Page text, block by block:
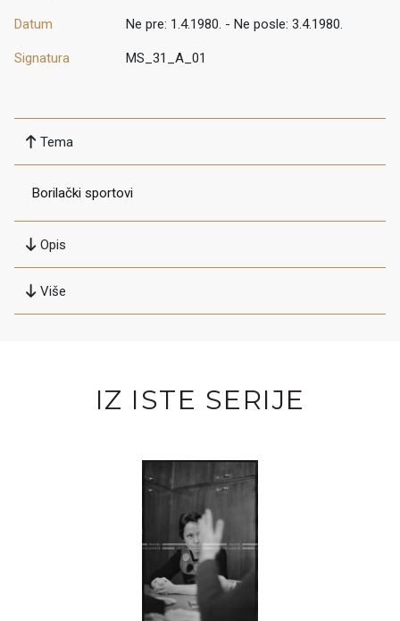
Datum Ne pre: 1.4.1980. - Ne posle: 3.4.1980.
Signatura MS_31_A_01
Tema
Borilački sportovi
Opis
Više
IZ ISTE SERIJE